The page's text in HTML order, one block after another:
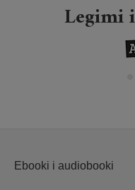
Legimi
Ebooki i audiobooki